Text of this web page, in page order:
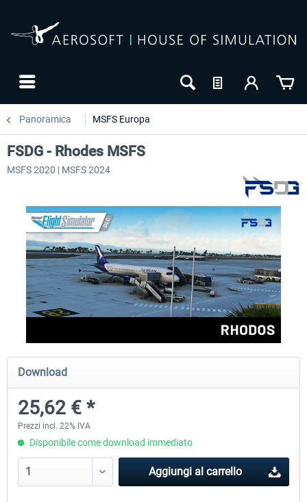
Panoramica MSFS Europa
Aerosoft Airport Cologne/Bonn
18,40 € *
sim-wings Hamburg
FSDG - Rhodes MSFS
MSFS 2020 | MSFS 2024
Download
25,62 € *
Prezzi incl. 22% IVA
Disponibile come download immediato
Aggiungi al carrello